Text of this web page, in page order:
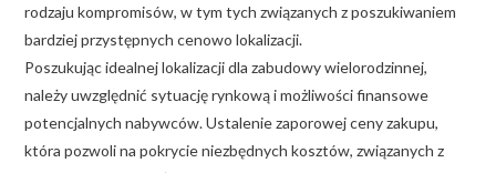
rodzaju kompromisów, w tym tych związanych z poszukiwaniem
bardziej przystępnych cenowo lokalizacji.
Poszukując idealnej lokalizacji dla zabudowy wielorodzinnej,
należy uwzględnić sytuację rynkową i możliwości finansowe
potencjalnych nabywców. Ustalenie zaporowej ceny zakupu,
która pozwoli na pokrycie niezbędnych kosztów, związanych z